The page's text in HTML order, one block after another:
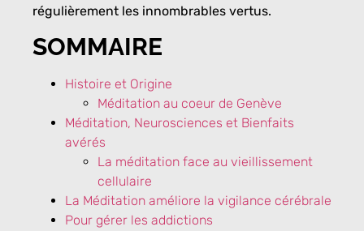
régulièrement les innombrables vertus.
SOMMAIRE
Histoire et Origine
Méditation au coeur de Genève
Méditation, Neurosciences et Bienfaits
avérés
La méditation face au vieillissement
cellulaire
La Méditation améliore la vigilance cérébrale
Pour gérer les addictions